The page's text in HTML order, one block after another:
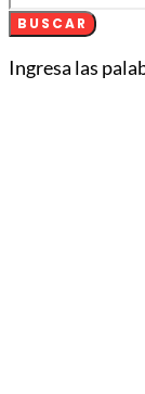
BUSCAR
Ingresa las